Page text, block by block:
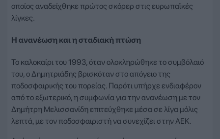
οποίος αναδείχθηκε πρώτος σκόρερ στις ευρωπαϊκές
λίγκες.
Η ανανέωση και η σταδιακή πτώση
Το καλοκαίρι του 1993, όταν ολοκληρώθηκε το συμβόλαιό
του, ο Δημητριάδης βρισκόταν στο απόγειο της
ποδοσφαιρικής του πορείας. Παρότι υπήρχε ενδιαφέρον
από το εξωτερικό, η συμφωνία για την ανανέωση με τον
Δημήτρη Μελισσανίδη επιτεύχθηκε μέσα σε λίγα μόλις
λεπτά, με τον ποδοσφαιριστή να συνεχίζει στην ΑΕΚ.